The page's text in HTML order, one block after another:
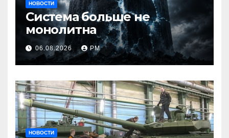
НОВОСТИ
Система больше не
монолитна
06.08.2026 РМ
НОВОСТИ